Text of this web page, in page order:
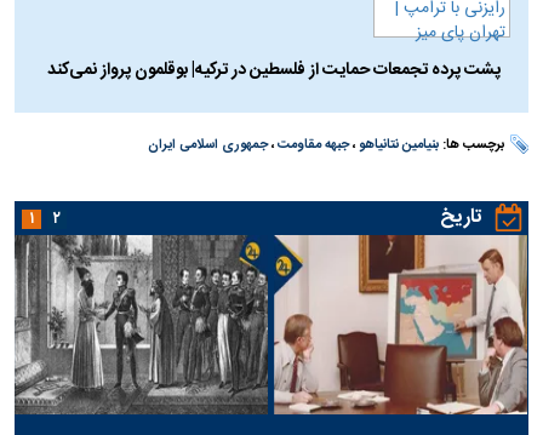
پشت پرده تجمعات حمایت از فلسطین در ترکیه| بوقلمون پرواز نمی‌کند
برچسب ها:بنیامین نتانیاهو،جبهه مقاومت،جمهوری اسلامی ایران
تاریخ ۱ ۲